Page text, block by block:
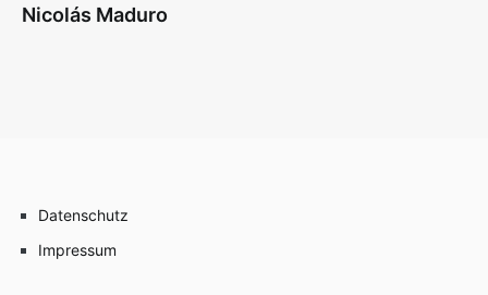
Nicolás Maduro
Datenschutz
Impressum